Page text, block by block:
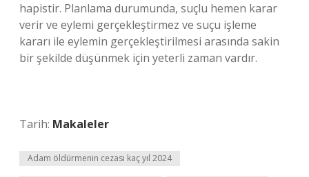
hapistir. Planlama durumunda, suçlu hemen karar
verir ve eylemi gerçekleştirmez ve suçu işleme
kararı ile eylemin gerçekleştirilmesi arasında sakin
bir şekilde düşünmek için yeterli zaman vardır.
Tarih: Makaleler
Adam öldürmenin cezası kaç yıl 2024